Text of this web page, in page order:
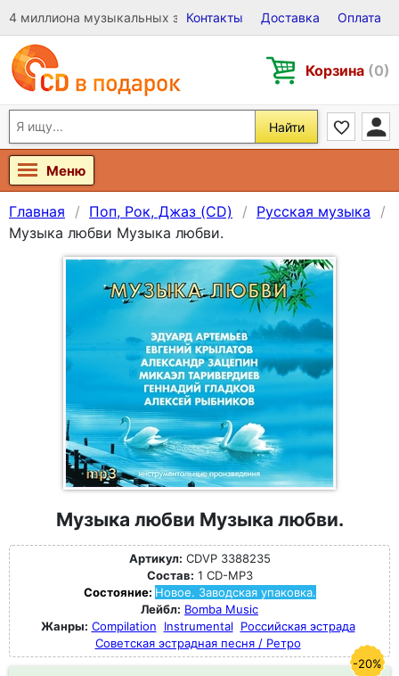
4 миллиона музыкальных записей на Виниле, CD и DVD
Контакты Доставка Оплата
Корзина (0)
Найти
Меню
Главная Поп, Рок, Джаз (CD)
Русская музыка
Музыка любви Музыка любви.
Музыка любви Музыка любви.
Артикул: CDVP 3388235
Состав: 1 CD-MP3
Состояние: Новое. Заводская упаковка.
Лейбл: Bomba Music
Жанры: Compilation Instrumental
Российская эстрада
Советская эстрадная песня / Ретро
-20%